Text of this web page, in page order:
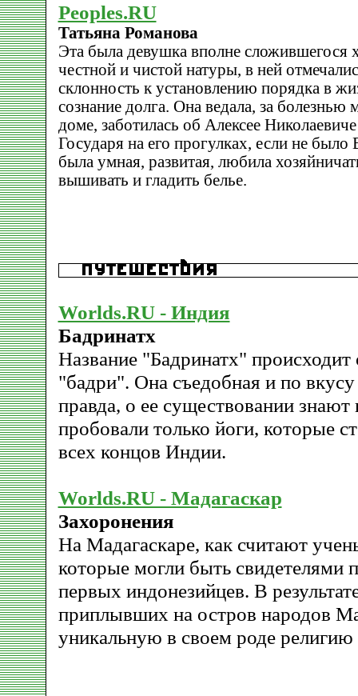
Peoples.RU
Татьяна Романова
Эта была девушка вполне сложившегося
честной и чистой натуры, в ней
склонность к установлению порядка в
сознание долга. Она ведала, за болезнью
доме, заботилась об Алексее
Государя на его прогулках, если не
была умная, развитая, любила
вышивать и гладить белье.
Worlds.RU - Индия
Бадринатх
Название "Бадринатх" происходит
"бадри". Она съедобная и по
правда, о ее существовании знают
пробовали только йоги, которые
всех концов Индии.
Worlds.RU - Мадагаскар
Захоронения
На Мадагаскаре, как считают
которые могли быть свидетелями
первых индонезийцев. В
приплывших на остров народов
уникальную в своем роде религию